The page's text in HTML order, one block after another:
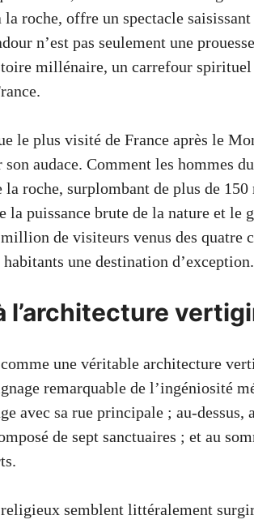
roche, offre un spectacle
n’est pas seulement une
millénaire, un carrefour
le plus visité de France après le
son audace. Comment les hommes
la roche, surplombant de plus de
la puissance brute de la nature et le
million de visiteurs venus des quatre
une destination d’exception.
l’architecture
une véritable architecture
remarquable de l’ingéniosité
avec sa rue principale ; au-dessus,
de sept sanctuaires ; et au
semblent littéralement